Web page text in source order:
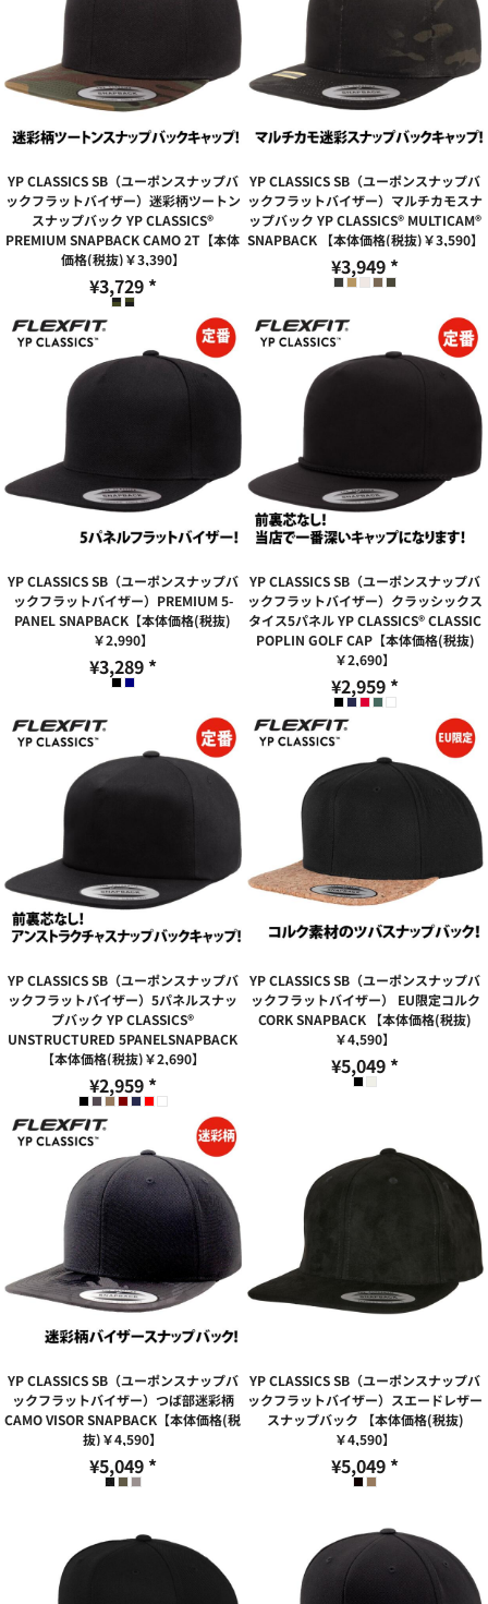
YP CLASSICS SB（ユーポンスナップバ
ックフラットバイザー）迷彩柄ツートン
スナップバック YP CLASSICS®
PREMIUM SNAPBACK CAMO 2T【本体
価格(税抜)￥3,390】
¥3,729 *
YP CLASSICS SB（ユーポンスナップバ
ックフラットバイザー）マルチカモスナ
ップバック YP CLASSICS® MULTICAM®
SNAPBACK 【本体価格(税抜)￥3,590】
¥3,949 *
YP CLASSICS SB（ユーポンスナップバ
ックフラットバイザー）PREMIUM 5-
PANEL SNAPBACK【本体価格(税抜)
￥2,990】
¥3,289 *
YP CLASSICS SB（ユーポンスナップバ
ックフラットバイザー）クラッシックス
タイス5パネル YP CLASSICS® CLASSIC
POPLIN GOLF CAP【本体価格(税抜)
￥2,690】
¥2,959 *
YP CLASSICS SB（ユーポンスナップバ
ックフラットバイザー）5パネルスナッ
プバック YP CLASSICS®
UNSTRUCTURED 5PANELSNAPBACK
【本体価格(税抜)￥2,690】
¥2,959 *
YP CLASSICS SB（ユーポンスナップバ
ックフラットバイザー） EU限定コルク
CORK SNAPBACK 【本体価格(税抜)
￥4,590】
¥5,049 *
YP CLASSICS SB（ユーポンスナップバ
ックフラットバイザー）つば部迷彩柄
CAMO VISOR SNAPBACK【本体価格(税
抜)￥4,590】
¥5,049 *
YP CLASSICS SB（ユーポンスナップバ
ックフラットバイザー）スエードレザー
スナップバック 【本体価格(税抜)
￥4,590】
¥5,049 *